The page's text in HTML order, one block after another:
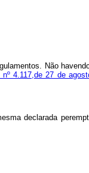
Não
4.117,de 27 de
declarada